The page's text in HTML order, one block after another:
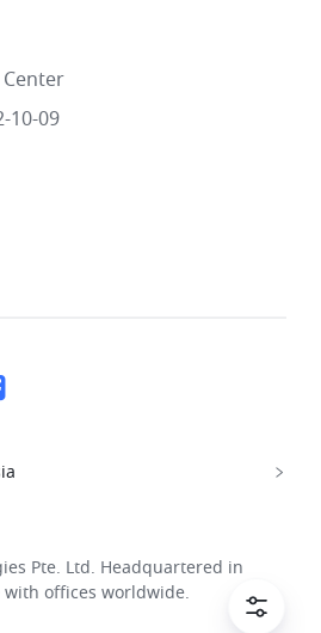
10-09
국어 日本語
中文
Pte. Ltd. Headquartered in
with offices worldwide.